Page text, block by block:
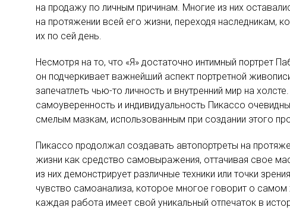
на продажу по личным причинам. Многие из них
на протяжении всей его жизни, переходя наследникам,
их по сей день.
Несмотря на то, что «Я» достаточно интимный портрет
он подчеркивает важнейший аспект портретной
запечатлеть чью-то личность и внутренний мир на
самоуверенность и индивидуальность Пикассо
смелым мазкам, использованным при создании этого
Пикассо продолжал создавать автопортреты на
жизни как средство самовыражения, оттачивая свое
из них демонстрирует различные техники или точки
чувство самоанализа, которое многое говорит о самом
каждая работа имеет свой уникальный отпечаток в